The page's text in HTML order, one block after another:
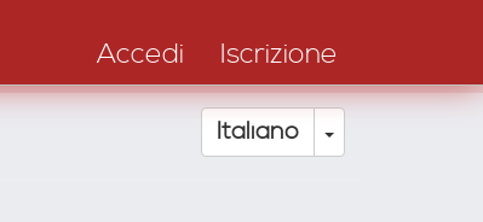
Accedi Iscrizione
Italiano Toggle